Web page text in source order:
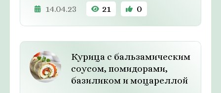
14.04.23 21 0
Курица с бальзамическим
соусом, помидорами,
базиликом и моцареллой